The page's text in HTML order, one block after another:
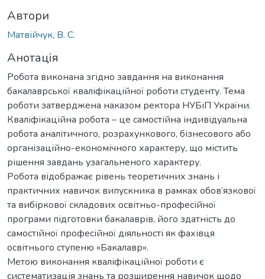
Автори
Матвійчук, В. С.
Анотація
Робота виконана згідно завдання на виконання
бакалаврської кваліфікаційної роботи студенту. Тема
роботи затверджена наказом ректора НУБіП України.
Кваліфікаційна робота – це самостійна індивідуальна
робота аналітичного, розрахункового, бізнесового або
організаційно-економічного характеру, що містить
рішення завдань узагальненого характеру.
Робота відображає рівень теоретичних знань і
практичних навичок випускника в рамках обов’язкової
та вибіркової складових освітньо-професійної
програми підготовки бакалаврів, його здатність до
самостійної професійної діяльності як фахівця
освітнього ступеню «Бакалавр».
Метою виконання кваліфікаційної роботи є
систематизація знань та розширення навичок щодо